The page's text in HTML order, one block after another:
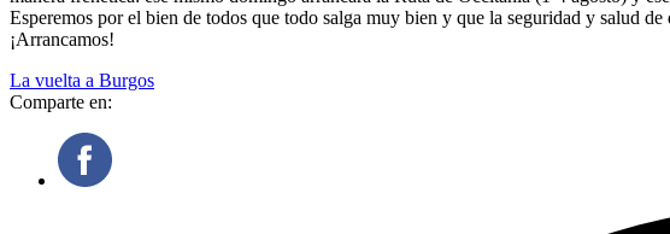
Esperemos por el bien de todos que todo salga muy bien y que la seguridad y salud
¡Arrancamos!
La vuelta a Burgos
Comparte en: